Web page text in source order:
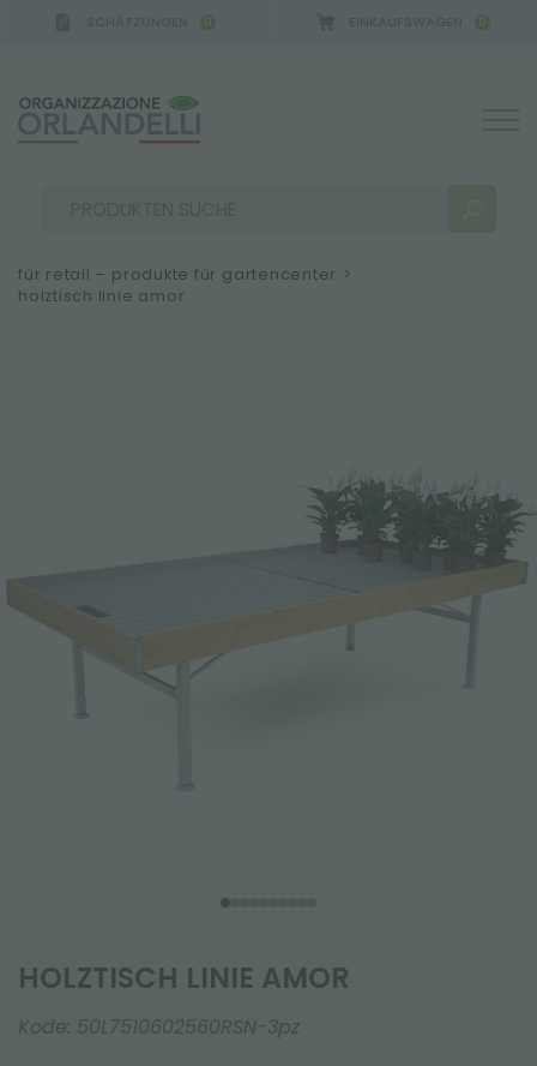
0 0
für retail – produkte für gartencenter >
holztisch linie amor
HOLZTISCH LINIE AMOR
Kode: 50L7510602560RSN-3pz